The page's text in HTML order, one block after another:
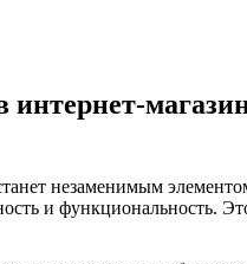
незаменимым
и функциональность.